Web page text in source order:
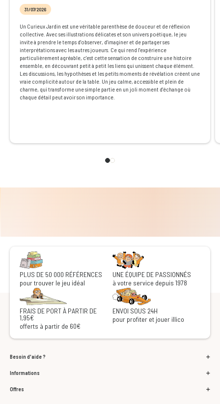
31/07/2026
Un Curieux Jardin est une véritable parenthèse de douceur et de réflexion
collective. Avec ses illustrations délicates et son univers poétique, le jeu
invite à prendre le temps d'observer, d'imaginer et de partager ses
interprétations avec les autres joueurs. Ce qui rend l'expérience
particulièrement agréable, c'est cette sensation de construire une histoire
ensemble, en découvrant petit à petit les liens qui unissent chaque élément.
Les discussions, les hypothèses et les petits moments de révélation créent une
vraie complicité autour de la table. Un jeu calme, accessible et plein de
charme, qui transforme une simple partie en un joli moment d'échange où
chaque détail peut avoir son importance.
PLUS DE 50 000 RÉFÉRENCES
pour trouver le jeu idéal
UNE ÉQUIPE DE PASSIONNÉS
à votre service depuis 1978
FRAIS DE PORT À PARTIR DE
1,95€
offerts à partir de 60€
ENVOI SOUS 24H
pour profiter et jouer illico
Besoin d'aide ?
Informations
Offres